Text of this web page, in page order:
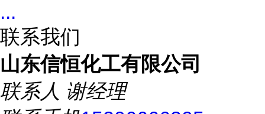
...
联系我们
山东信恒化工有限公司
联系人 谢经理